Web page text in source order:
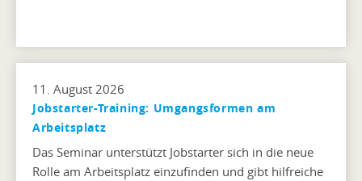
11. August 2026
Jobstarter-Training: Umgangsformen am
Arbeitsplatz
Das Seminar unterstützt Jobstarter sich in die neue
Rolle am Arbeitsplatz einzufinden und gibt hilfreiche